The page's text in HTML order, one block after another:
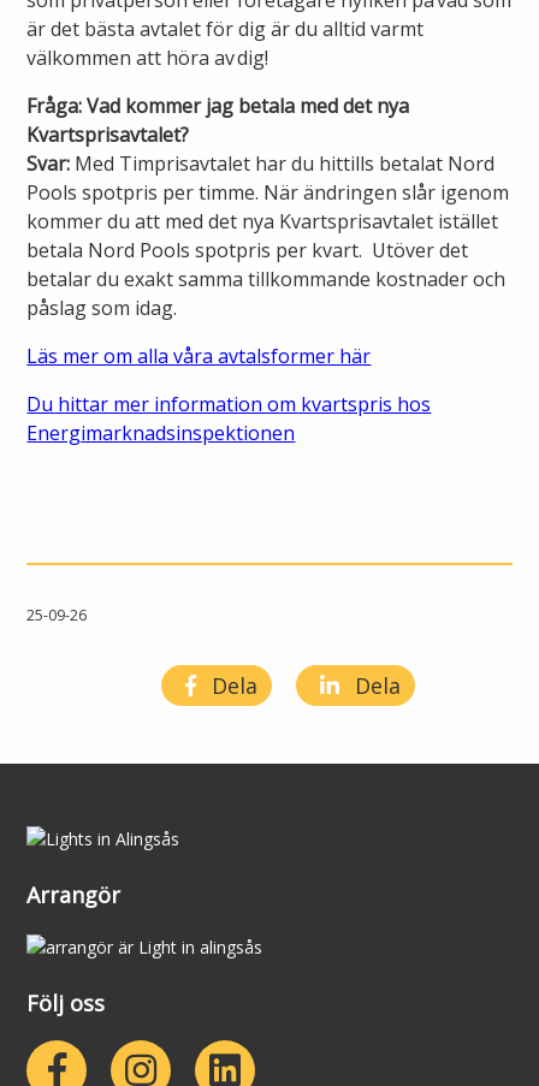
är det bästa avtalet för dig är du alltid varmt
välkommen att höra av dig!
Fråga: Vad kommer jag betala med det nya
Kvartsprisavtalet?
Svar: Med Timprisavtalet har du hittills betalat Nord
Pools spotpris per timme. När ändringen slår igenom
kommer du att med det nya Kvartsprisavtalet istället
betala Nord Pools spotpris per kvart. Utöver det
betalar du exakt samma tillkommande kostnader och
påslag som idag.
Läs mer om alla våra avtalsformer här
Du hittar mer information om kvartspris hos
Energimarknadsinspektionen
25-09-26
Dela Dela
Arrangör
Följ oss